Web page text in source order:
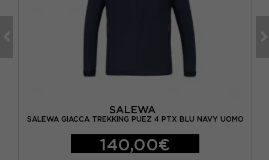
SALEWA
SALEWA GIACCA TREKKING PUEZ 4 PTX BLU NAVY UOMO
140,00€